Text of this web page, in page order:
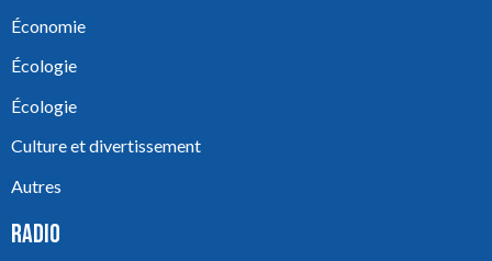
Économie
Écologie
Écologie
Culture et divertissement
Autres
RADIO